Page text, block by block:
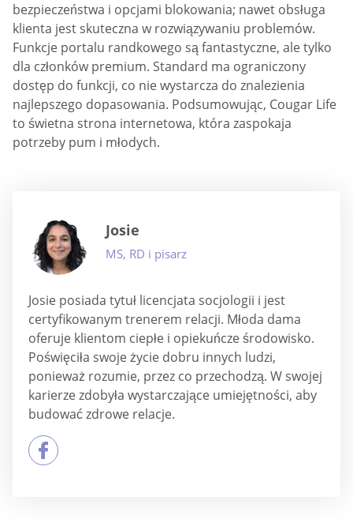
bezpieczeństwa i opcjami blokowania; nawet obsługa
klienta jest skuteczna w rozwiązywaniu problemów.
Funkcje portalu randkowego są fantastyczne, ale tylko
dla członków premium. Standard ma ograniczony
dostęp do funkcji, co nie wystarcza do znalezienia
najlepszego dopasowania. Podsumowując, Cougar Life
to świetna strona internetowa, która zaspokaja
potrzeby pum i młodych.
Josie
MS, RD i pisarz
Josie posiada tytuł licencjata socjologii i jest
certyfikowanym trenerem relacji. Młoda dama
oferuje klientom ciepłe i opiekuńcze środowisko.
Poświęciła swoje życie dobru innych ludzi,
ponieważ rozumie, przez co przechodzą. W swojej
karierze zdobyła wystarczające umiejętności, aby
budować zdrowe relacje.